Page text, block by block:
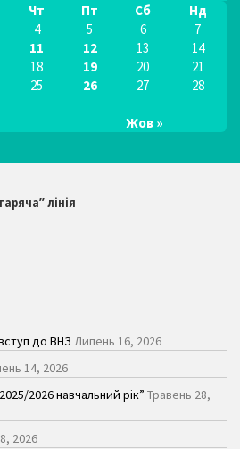
Чт Пт Сб Нд
Жов »
4 5 6
7
11 12 13
14
18 19 20
21
25 26 27
28
лінія
до ВНЗ Липень 16, 2026
14, 2026
2026 навчальний рік” Травень 28,
2026